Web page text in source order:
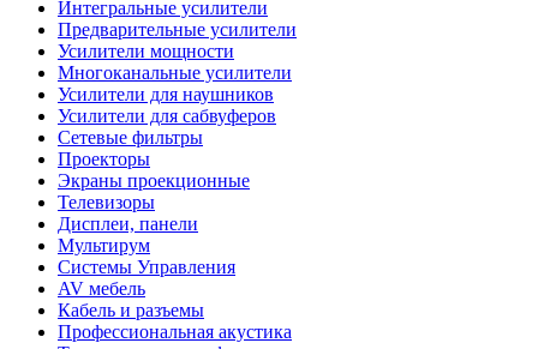
Интегральные усилители
Предварительные усилители
Усилители мощности
Многоканальные усилители
Усилители для наушников
Усилители для сабвуферов
Сетевые фильтры
Проекторы
Экраны проекционные
Телевизоры
Дисплеи, панели
Мультирум
Системы Управления
AV мебель
Кабель и разъемы
Профессиональная акустика